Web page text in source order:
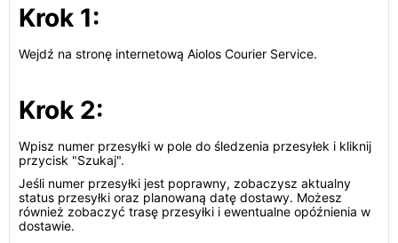
Krok 1:
Wejdź na stronę internetową Aiolos Courier Service.
Krok 2:
Wpisz numer przesyłki w pole do śledzenia przesyłek i kliknij
przycisk "Szukaj".
Jeśli numer przesyłki jest poprawny, zobaczysz aktualny
status przesyłki oraz planowaną datę dostawy. Możesz
również zobaczyć trasę przesyłki i ewentualne opóźnienia w
dostawie.